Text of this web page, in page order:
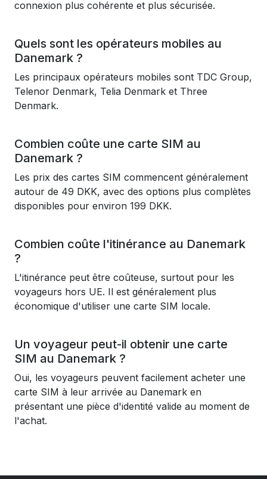
connexion plus cohérente et plus sécurisée.
Quels sont les opérateurs mobiles au
Danemark ?
Les principaux opérateurs mobiles sont TDC Group,
Telenor Denmark, Telia Denmark et Three
Denmark.
Combien coûte une carte SIM au
Danemark ?
Les prix des cartes SIM commencent généralement
autour de 49 DKK, avec des options plus complètes
disponibles pour environ 199 DKK.
Combien coûte l'itinérance au Danemark
?
L'itinérance peut être coûteuse, surtout pour les
voyageurs hors UE. Il est généralement plus
économique d'utiliser une carte SIM locale.
Un voyageur peut-il obtenir une carte
SIM au Danemark ?
Oui, les voyageurs peuvent facilement acheter une
carte SIM à leur arrivée au Danemark en
présentant une pièce d'identité valide au moment de
l'achat.